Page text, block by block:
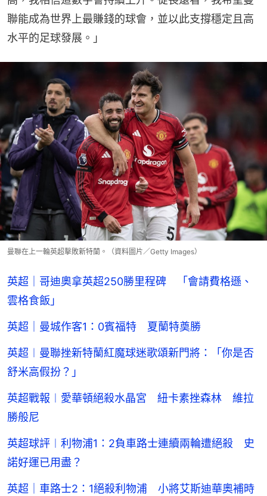
聯能成為世界上最賺錢的球會，並以此支撐穩定且高
水平的足球發展。」
曼聯在上一輪英超擊敗新特蘭。（資料圖片／Getty Images）
英超｜哥迪奧拿英超250勝里程碑 「會請費格遜、
雲格食飯」
英超｜曼城作客1：0賓福特 夏蘭特奠勝
英超︱曼聯挫新特蘭紅魔球迷歌頌新門將：「你是否
舒米高假扮？」
英超戰報︱愛華頓絕殺水晶宮 紐卡素挫森林 維拉
勝般尼
英超球評︱利物浦1：2負車路士連續兩輪遭絕殺 史
諾好運已用盡？
英超｜車路士2：1絕殺利物浦 小將艾斯迪華奧補時